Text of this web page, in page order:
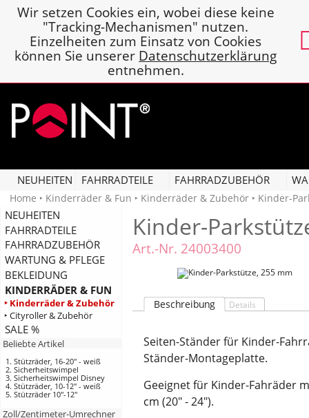
Wir setzen Cookies ein, wobei diese keine
"Tracking-Mechanismen" nutzen.
Einzelheiten zum Einsatz von Cookies
können Sie unserer Datenschutzerklärung
entnehmen.
NEUHEITEN FAHRRADTEILE FAHRRADZUBEHÖR
Home ‣ Kinderräder & Fun ‣ Kinderräder & Zubehör ‣ Kinder-
NEUHEITEN
FAHRRADTEILE
FAHRRADZUBEHÖR
WARTUNG & PFLEGE
BEKLEIDUNG
KINDERRÄDER & FUN
‣ Kinderräder & Zubehör
‣ Cityroller & Zubehör
SALE %
Beliebte Artikel
Stützräder, 16-20" - weiß
Sicherheitswimpel
Sicherheitswimpel Disney
Stützräder, 10-12" - weiß
Stützräder 10"-12"
Zoll/Zentimeter-Umrechner
Kinder-
Art.-Nr. 24003400
Beschreibung Details
Seiten-Ständer für Kinder-
Ständer-Montageplatte.
Geeignet für Kinder-Fahräder
cm (20" - 24").